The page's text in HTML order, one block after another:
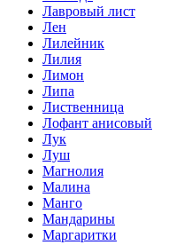
Лавровый лист
Лен
Лилейник
Лилия
Лимон
Липа
Лиственница
Лофант анисовый
Лук
Луш
Магнолия
Малина
Манго
Мандарины
Маргаритки